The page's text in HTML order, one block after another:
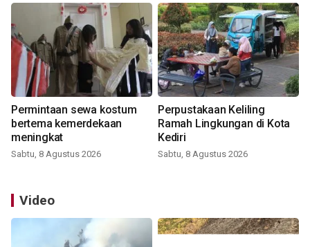
Permintaan sewa kostum
bertema kemerdekaan
meningkat
Sabtu, 8 Agustus 2026
Perpustakaan Keliling
Ramah Lingkungan di Kota
Kediri
Sabtu, 8 Agustus 2026
Video